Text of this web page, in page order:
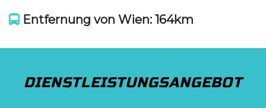
Entfernung von Wien: 164km
DIENSTLEISTUNGSANGEBOT